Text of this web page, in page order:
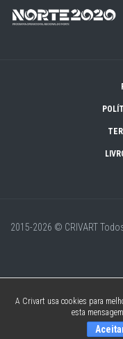
2015-2026 © CRIVART
A Crivart usa cookies para
esta